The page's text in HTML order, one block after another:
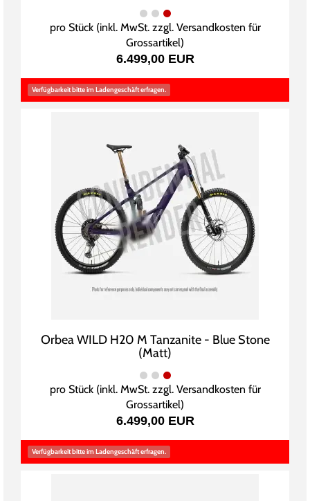
pro Stück (inkl. MwSt. zzgl. Versandkosten für
Grossartikel)
6.499,00 EUR
Verfügbarkeit bitte im Ladengeschäft erfragen.
Orbea WILD H20 M Tanzanite - Blue Stone
(Matt)
pro Stück (inkl. MwSt. zzgl. Versandkosten für
Grossartikel)
6.499,00 EUR
Verfügbarkeit bitte im Ladengeschäft erfragen.